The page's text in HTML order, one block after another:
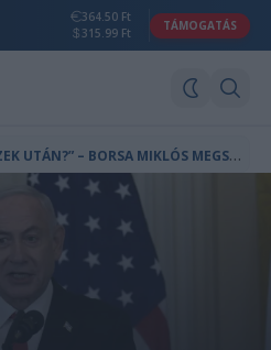
364.50 Ft
315.99 Ft
TÁMOGATÁS
„
KI MER ODAMENNI EZEK UTÁN?” – BORSA MIKLÓS MEGSZÓLALT AZ EGY NAP ALATT ELBUKOTT ÁLLÁSÁRÓL